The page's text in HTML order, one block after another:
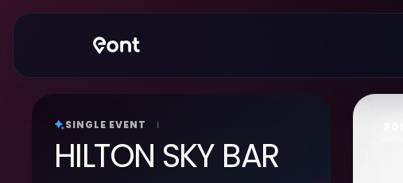
SINGLE EVENT i
HILTON SKY BAR